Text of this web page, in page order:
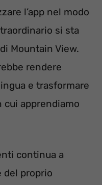
l’app nel modo
si sta
Mountain View.
rendere
e trasformare
apprendiamo
continua a
del proprio